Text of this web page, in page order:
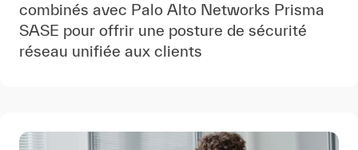
combinés avec Palo Alto Networks Prisma
SASE pour offrir une posture de sécurité
réseau unifiée aux clients